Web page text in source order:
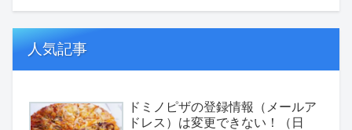
人気記事
ドミノピザの登録情報（メールア
ドレス）は変更できない！（日